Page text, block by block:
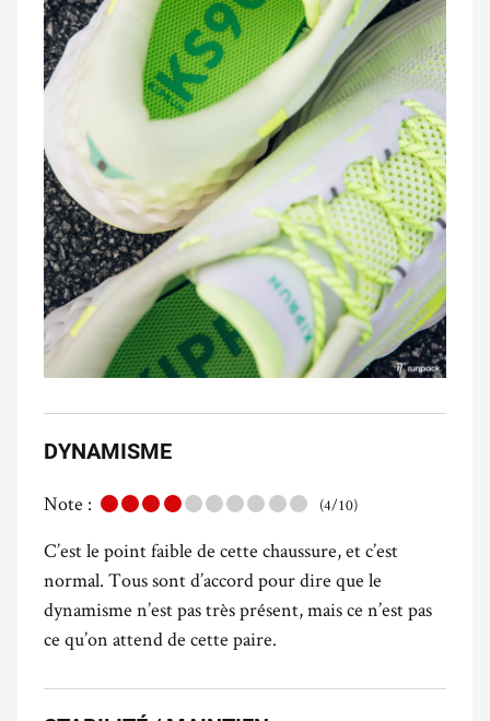
DYNAMISME
Note : (4/10)
C’est le point faible de cette chaussure, et c’est
normal. Tous sont d’accord pour dire que le
dynamisme n’est pas très présent, mais ce n’est pas
ce qu’on attend de cette paire.